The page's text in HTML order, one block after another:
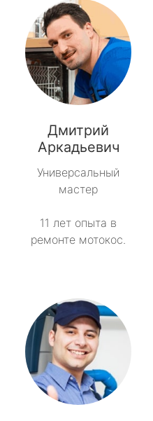
Дмитрий
Аркадьевич
Универсальный
мастер
11 лет опыта в
ремонте мотокос.